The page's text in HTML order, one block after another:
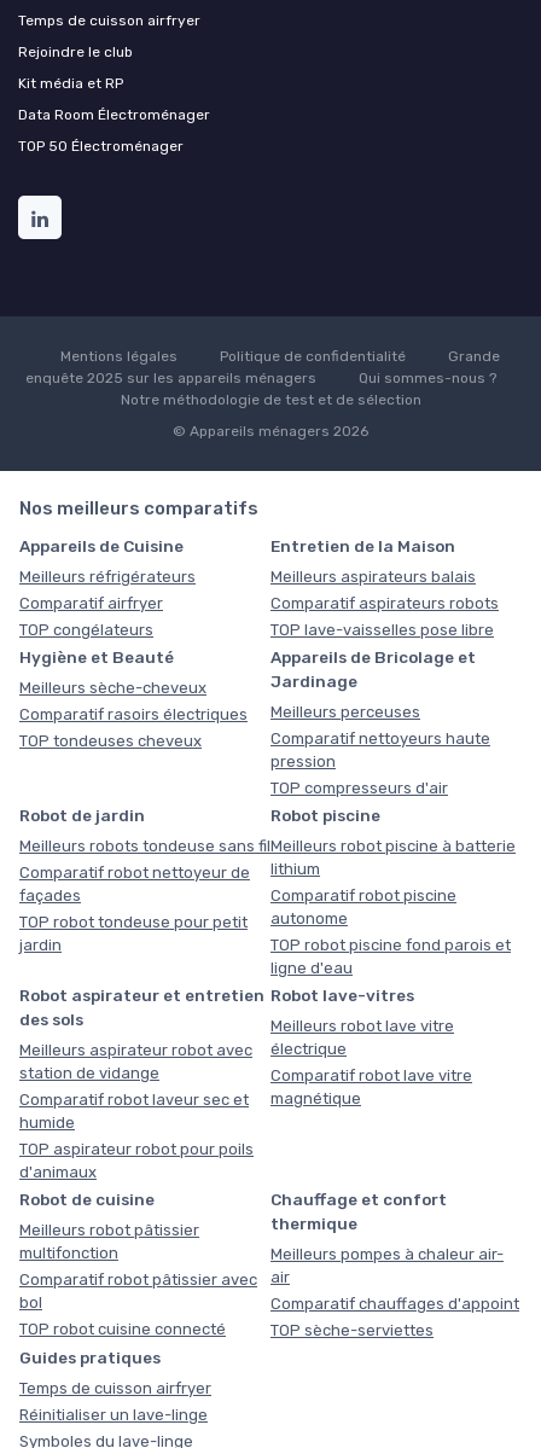
Temps de cuisson airfryer
Rejoindre le club
Kit média et RP
Data Room Électroménager
TOP 50 Électroménager
Mentions légales Politique de confidentialité
Grande
enquête 2025 sur les appareils ménagers
Qui sommes-nous ?
Notre méthodologie de test et de sélection
© Appareils ménagers 2026
Nos meilleurs comparatifs
Appareils de Cuisine
Meilleurs réfrigérateurs
Comparatif airfryer
TOP congélateurs
Entretien de la Maison
Meilleurs aspirateurs balais
Comparatif aspirateurs robots
TOP lave-vaisselles pose libre
Hygiène et Beauté
Meilleurs sèche-cheveux
Comparatif rasoirs électriques
TOP tondeuses cheveux
Appareils de Bricolage et
Jardinage
Meilleurs perceuses
Comparatif nettoyeurs haute
pression
TOP compresseurs d'air
Robot de jardin
Meilleurs robots tondeuse sans fil
Comparatif robot nettoyeur de
façades
TOP robot tondeuse pour petit
jardin
Robot piscine
Meilleurs robot piscine à batterie
lithium
Comparatif robot piscine
autonome
TOP robot piscine fond parois et
ligne d'eau
Robot aspirateur et entretien
des sols
Meilleurs aspirateur robot avec
station de vidange
Comparatif robot laveur sec et
humide
TOP aspirateur robot pour poils
d'animaux
Robot lave-vitres
Meilleurs robot lave vitre
électrique
Comparatif robot lave vitre
magnétique
Robot de cuisine
Meilleurs robot pâtissier
multifonction
Comparatif robot pâtissier avec
bol
TOP robot cuisine connecté
Chauffage et confort
thermique
Meilleurs pompes à chaleur air-
air
Comparatif chauffages d'appoint
TOP sèche-serviettes
Guides pratiques
Temps de cuisson airfryer
Réinitialiser un lave-linge
Symboles du lave-linge